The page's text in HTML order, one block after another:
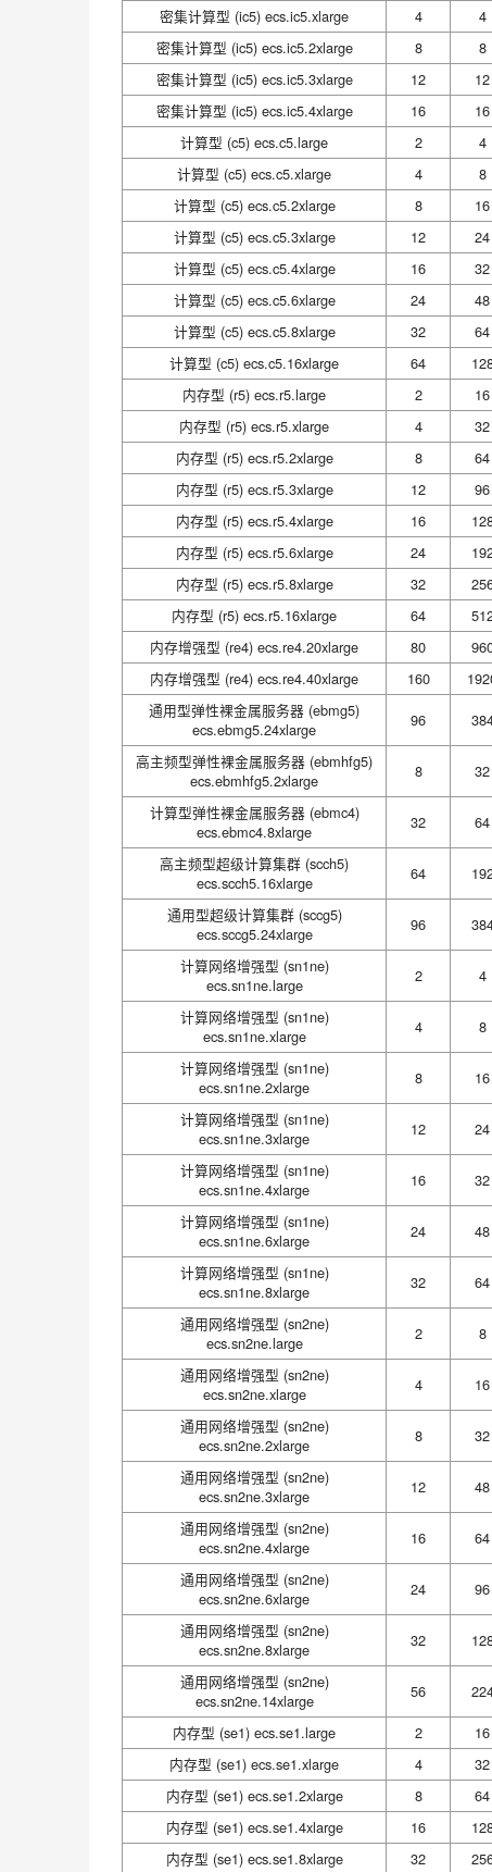
密集计算型 (ic5) ecs.ic5.xlarge
4 4
密集计算型 (ic5) ecs.ic5.2xlarge
8 8
密集计算型 (ic5) ecs.ic5.3xlarge
12 12
密集计算型 (ic5) ecs.ic5.4xlarge
16 16
计算型 (c5) ecs.c5.large
2 4
计算型 (c5) ecs.c5.xlarge
4 8
计算型 (c5) ecs.c5.2xlarge
8 16
计算型 (c5) ecs.c5.3xlarge
12 24
计算型 (c5) ecs.c5.4xlarge
16 32
计算型 (c5) ecs.c5.6xlarge
24 48
计算型 (c5) ecs.c5.8xlarge
32 64
计算型 (c5) ecs.c5.16xlarge
64
内存型 (r5) ecs.r5.large
2 16
内存型 (r5) ecs.r5.xlarge
4 32
内存型 (r5) ecs.r5.2xlarge
8 64
内存型 (r5) ecs.r5.3xlarge
12 96
内存型 (r5) ecs.r5.4xlarge
16
内存型 (r5) ecs.r5.6xlarge
24
内存型 (r5) ecs.r5.8xlarge
32
内存型 (r5) ecs.r5.16xlarge
64
内存增强型 (re4) ecs.re4.20xlarge
80
内存增强型 (re4) ecs.re4.40xlarge
160
通用型弹性裸金属服务器 (ebmg5)
ecs.ebmg5.24xlarge
96
高主频型弹性裸金属服务器 (ebmhfg5)
ecs.ebmhfg5.2xlarge
8 32
计算型弹性裸金属服务器 (ebmc4)
ecs.ebmc4.8xlarge
32 64
高主频型超级计算集群 (scch5)
ecs.scch5.16xlarge
64
通用型超级计算集群 (sccg5)
ecs.sccg5.24xlarge
96
计算网络增强型 (sn1ne)
ecs.sn1ne.large
2 4
计算网络增强型 (sn1ne)
ecs.sn1ne.xlarge
4 8
计算网络增强型 (sn1ne)
ecs.sn1ne.2xlarge
8 16
计算网络增强型 (sn1ne)
ecs.sn1ne.3xlarge
12 24
计算网络增强型 (sn1ne)
ecs.sn1ne.4xlarge
16 32
计算网络增强型 (sn1ne)
ecs.sn1ne.6xlarge
24 48
计算网络增强型 (sn1ne)
ecs.sn1ne.8xlarge
32 64
通用网络增强型 (sn2ne)
ecs.sn2ne.large
2 8
通用网络增强型 (sn2ne)
ecs.sn2ne.xlarge
4 16
通用网络增强型 (sn2ne)
ecs.sn2ne.2xlarge
8 32
通用网络增强型 (sn2ne)
ecs.sn2ne.3xlarge
12 48
通用网络增强型 (sn2ne)
ecs.sn2ne.4xlarge
16 64
通用网络增强型 (sn2ne)
ecs.sn2ne.6xlarge
24 96
通用网络增强型 (sn2ne)
ecs.sn2ne.8xlarge
32
通用网络增强型 (sn2ne)
ecs.sn2ne.14xlarge
56
内存型 (se1) ecs.se1.large
2 16
内存型 (se1) ecs.se1.xlarge
4 32
内存型 (se1) ecs.se1.2xlarge
8 64
内存型 (se1) ecs.se1.4xlarge
16
内存型 (se1) ecs.se1.8xlarge
32